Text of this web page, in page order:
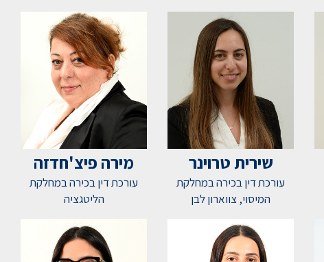
שירית טרוינר
עורכת דין בכירה במחלקת
המיסוי, צווארון לבן
מירה פיצ'חדזה
עורכת דין בכירה במחלקת
הליטגציה